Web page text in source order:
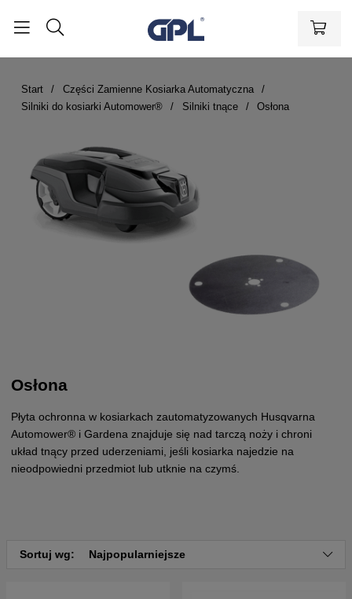
Start
Części Zamienne Kosiarka Automatyczna
Silniki do kosiarki Automower®
Silniki tnące Osłona
Osłona
Płyta ochronna w kosiarkach zautomatyzowanych Husqvarna
Automower® i Gardena znajduje się nad tarczą noży i chroni
układ tnący przed uderzeniami, jeśli kosiarka najedzie na
nieodpowiedni przedmiot lub utknie na czymś.
Sortuj wg: Najpopularniejsze